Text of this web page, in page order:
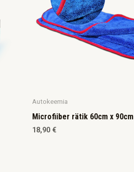
Autokeemia
Microfiiber rätik 60cm x 90cm
18,90 €